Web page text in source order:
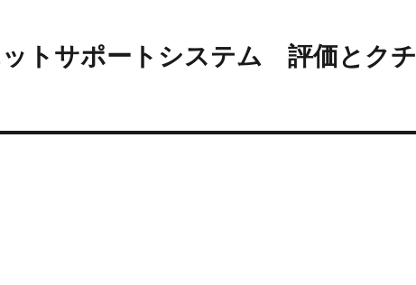
トサポートシステム 評価とクチ